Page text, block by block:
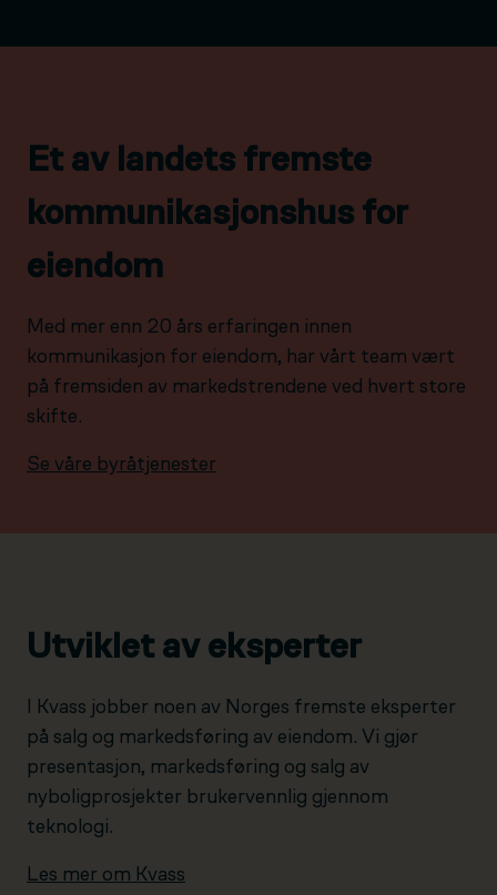
Et av landets fremste
kommunikasjonshus for
eiendom
Med mer enn 20 års erfaringen innen
kommunikasjon for eiendom, har vårt team vært
på fremsiden av markedstrendene ved hvert store
skifte.
Se våre byråtjenester
Utviklet av eksperter
I Kvass jobber noen av Norges fremste eksperter
på salg og markedsføring av eiendom. Vi gjør
presentasjon, markedsføring og salg av
nyboligprosjekter brukervennlig gjennom
teknologi.
Les mer om Kvass